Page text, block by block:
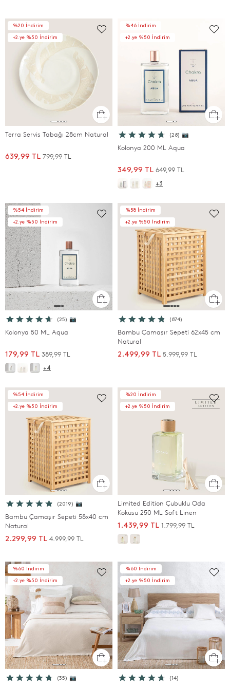
%20 İndirim
+2.ye %50 İndirim
Terra Servis Tabağı 28cm Natural
639,99 TL 799,99 TL
%46 İndirim
+2.ye %50 İndirim
(28) 📷
Kolonya 200 ML Aqua
349,99 TL 649,99 TL
+3
%54 İndirim
+2.ye %50 İndirim
(25) 📷
Kolonya 50 ML Aqua
179,99 TL 389,99 TL
+4
%58 İndirim
+2.ye %50 İndirim
(874)
Bambu Çamaşır Sepeti 62x45 cm
Natural
2.499,99 TL 5.999,99 TL
%54 İndirim
+2.ye %50 İndirim
(2019) 📷
Bambu Çamaşır Sepeti 58x40 cm
Natural
2.299,99 TL 4.999,99 TL
%20 İndirim
+2.ye %50 İndirim
Limited Edition Çubuklu Oda
Kokusu 250 ML Soft Linen
1.439,99 TL 1.799,99 TL
%60 İndirim
+2.ye %50 İndirim
(35) 📷
%60 İndirim
+2.ye %50 İndirim
(14)